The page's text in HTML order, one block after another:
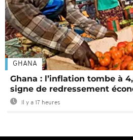
GHANA
Ghana : l’inflation tombe à
signe de redressement
Il y a 17 heures